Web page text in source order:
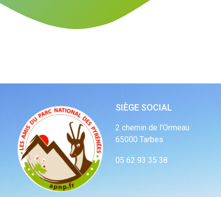
SIÈGE SOCIAL
2 chemin de l’Ormeau
65000 Tarbes
05 62 93 35 38